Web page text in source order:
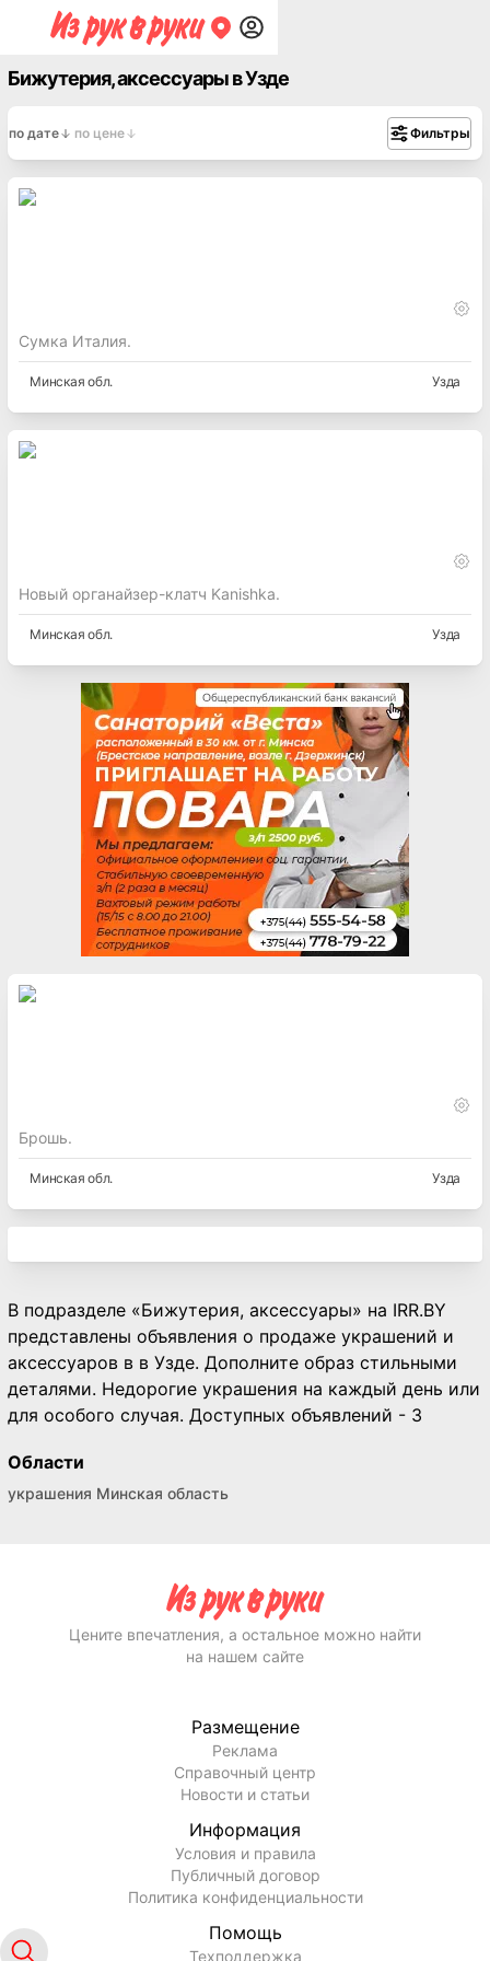
Бижутерия, аксессуары в Узде
по дате по цене Фильтры
Сумка Италия.
Минская обл. Узда
Новый органайзер-клатч Kanishka.
Минская обл. Узда
Брошь.
Минская обл. Узда
В подразделе «Бижутерия, аксессуары» на IRR.BY
представлены объявления о продаже украшений и
аксессуаров в в Узде. Дополните образ стильными
деталями. Недорогие украшения на каждый день или
для особого случая. Доступных объявлений - 3
Области
украшения Минская область
Цените впечатления, а остальное можно найти
на нашем сайте
Размещение
Реклама
Справочный центр
Новости и статьи
Информация
Условия и правила
Публичный договор
Политика конфиденциальности
Помощь
Техподдержка